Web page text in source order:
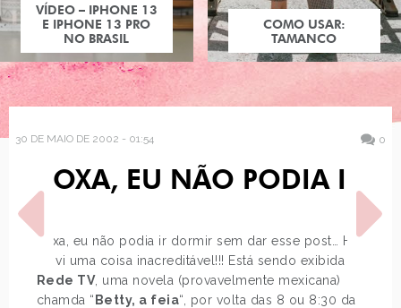
VÍDEO – IPHONE 13
E IPHONE 13 PRO
NO BRASIL
COMO USAR:
TAMANCO
30 DE MAIO DE 2002 - 01:54 0
POXA, EU NÃO PODIA IR
Poxa, eu não podia ir dormir sem dar esse post… Hj
eu vi uma coisa inacreditável!!! Está sendo exibida na
Rede TV, uma novela (provavelmente mexicana)
chamda “ Betty, a feia“, por volta das 8 ou 8:30 da